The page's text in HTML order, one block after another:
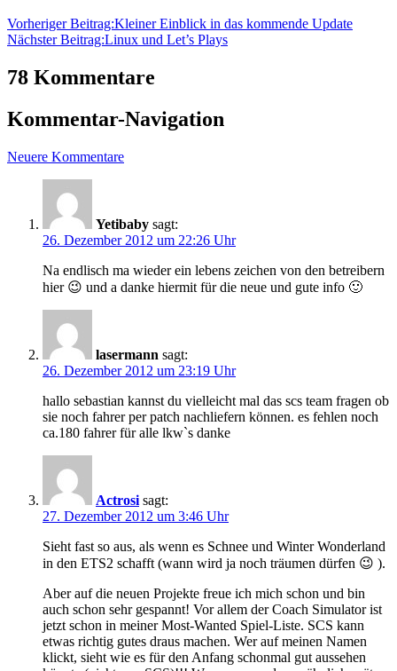
Vorheriger Beitrag:Kleiner Einblick in das kommende Update
Nächster Beitrag:Linux und Let’s Plays
78 Kommentare
Kommentar-Navigation
Neuere Kommentare
Yetibaby sagt:
26. Dezember 2012 um 22:26 Uhr
Na endlisch ma wieder ein lebens zeichen von den betreibern
hier 😉 und a danke hiermit für die neue und gute info 🙂
lasermann sagt:
26. Dezember 2012 um 23:19 Uhr
hallo sebastian kannst du vielleicht mal das scs team fragen ob
sie noch fahrer per patch nachliefern können. es fehlen noch
ca.180 fahrer für alle lkw`s danke
Actrosi sagt:
27. Dezember 2012 um 3:46 Uhr
Sieht fast so aus, als wenn es Schnee und Winter Wonderland
in den ETS2 schafft (wann wird ja noch träumen dürfen 😉 ).
Aber auf die neuen Projekte freue ich mich schon und bin
auch schon sehr gespannt! Vor allem der Coach Simulator ist
jetzt schon in meiner Most-Wanted Spiel-Liste. SCS kann
etwas richtig gutes draus machen. Wer auf meinen Namen
klickt, sieht wie es für den Anfang schonmal gut aussehen